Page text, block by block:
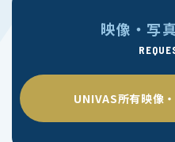
映像・写
UNIVAS所有映像